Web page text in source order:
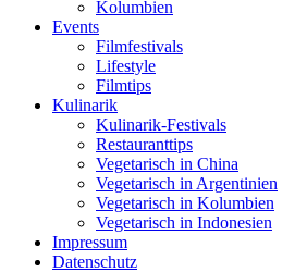
Kolumbien
Events
Filmfestivals
Lifestyle
Filmtips
Kulinarik
Kulinarik-Festivals
Restauranttips
Vegetarisch in China
Vegetarisch in Argentinien
Vegetarisch in Kolumbien
Vegetarisch in Indonesien
Impressum
Datenschutz